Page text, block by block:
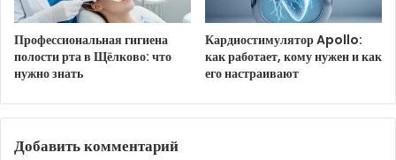
Белые лучи луны на море.
HTML-код для вставки на сайт и блог:
Профессиональная гигиена
полости рта в Щёлково: что
нужно знать
Кардиостимулятор Apollo:
как работает, кому нужен и как
его настраивают
Добавить комментарий